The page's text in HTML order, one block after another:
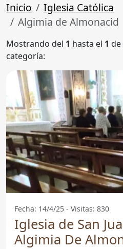
Inicio
Iglesia Católica
Algimia de Almonacid
Mostrando del 1 hasta el 1 de
categoría:
Fecha: 14/4/25 - Visitas: 830
Iglesia de San
Algimia De